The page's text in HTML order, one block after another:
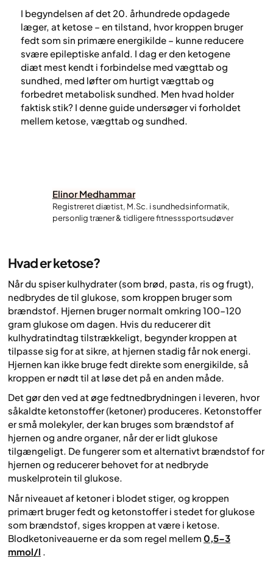
I begyndelsen af det 20. århundrede opdagede
læger, at ketose – en tilstand, hvor kroppen bruger
fedt som sin primære energikilde – kunne reducere
svære epileptiske anfald. I dag er den ketogene
diæt mest kendt i forbindelse med vægttab og
sundhed, med løfter om hurtigt vægttab og
forbedret metabolisk sundhed. Men hvad holder
faktisk stik? I denne guide undersøger vi forholdet
mellem ketose, vægttab og sundhed.
Elinor Medhammar
Registreret diætist, M.Sc. i sundhedsinformatik,
personlig træner & tidligere fitnesssportsudøver
Hvad er ketose?
Når du spiser kulhydrater (som brød, pasta, ris og frugt),
nedbrydes de til glukose, som kroppen bruger som
brændstof. Hjernen bruger normalt omkring 100–120
gram glukose om dagen. Hvis du reducerer dit
kulhydratindtag tilstrækkeligt, begynder kroppen at
tilpasse sig for at sikre, at hjernen stadig får nok energi.
Hjernen kan ikke bruge fedt direkte som energikilde, så
kroppen er nødt til at løse det på en anden måde.
Det gør den ved at øge fedtnedbrydningen i leveren, hvor
såkaldte ketonstoffer (ketoner) produceres. Ketonstoffer
er små molekyler, der kan bruges som brændstof af
hjernen og andre organer, når der er lidt glukose
tilgængeligt. De fungerer som et alternativt brændstof for
hjernen og reducerer behovet for at nedbryde
muskelprotein til glukose.
Når niveauet af ketoner i blodet stiger, og kroppen
primært bruger fedt og ketonstoffer i stedet for glukose
som brændstof, siges kroppen at være i ketose.
Blodketoniveauerne er da som regel mellem 0,5–3
mmol/l